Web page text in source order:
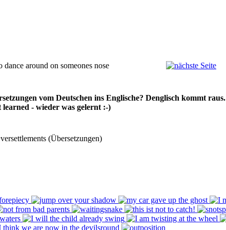
vom Deutschen ins Englische? Denglisch kommt raus.
- wieder was gelernt :-)
(Übersetzungen)